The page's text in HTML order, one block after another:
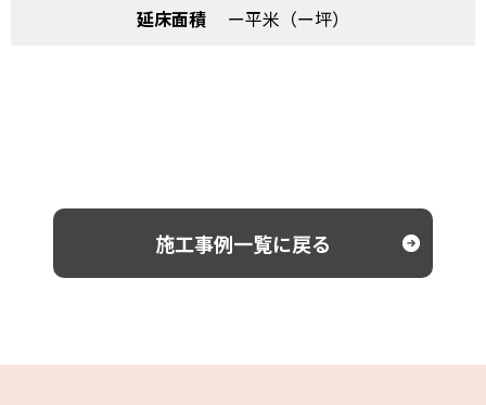
延床面積 ー平米（ー坪）
施工事例一覧に戻る